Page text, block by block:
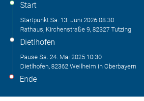
Start
Startpunkt Sa. 13. Juni 2026 08:30
Rathaus, Kirchenstraße 9, 82327 Tutzing
Dietlhofen
Pause Sa. 24. Mai 2025 10:30
Dietlhofen, 82362 Weilheim in Oberbayern
Ende